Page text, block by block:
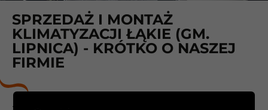
SPRZEDAŻ I MONTAŻ
KLIMATYZACJI ŁĄKIE (GM.
LIPNICA) - KRÓTKO O NASZEJ
FIRMIE